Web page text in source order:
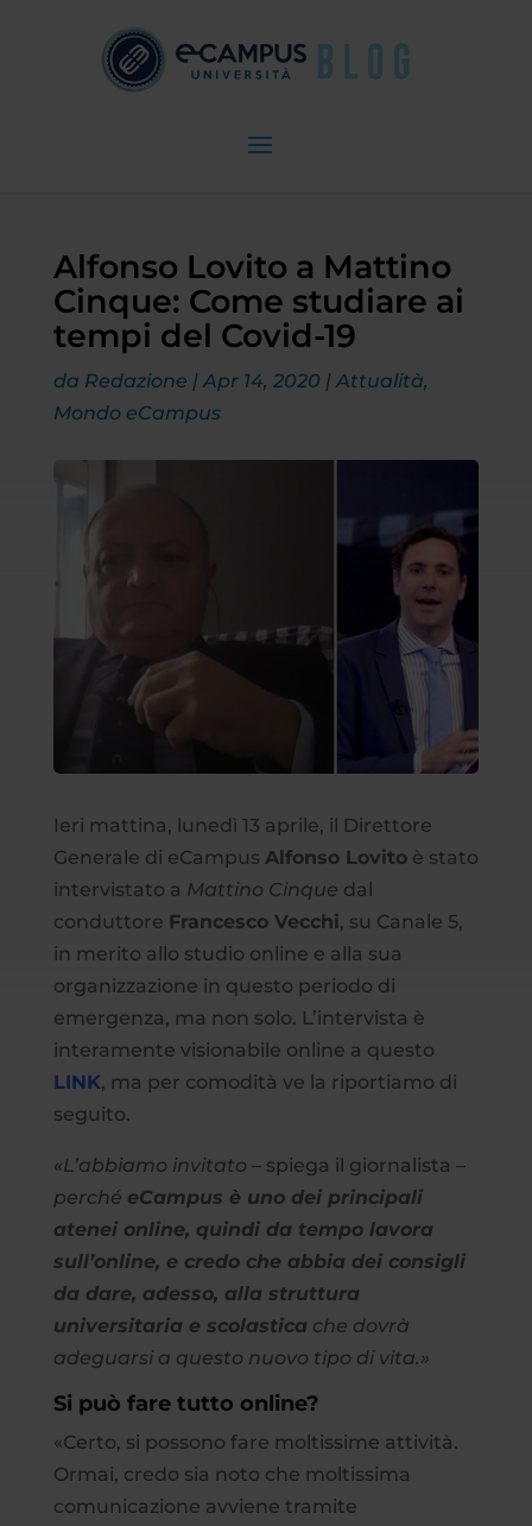
Alfonso Lovito a Mattino
Cinque: Come studiare ai
tempi del Covid-19
da Redazione |Apr 14, 2020 |Attualità,
Mondo eCampus
Ieri mattina, lunedì 13 aprile, il Direttore
Generale di eCampus Alfonso Lovitoè stato
intervistato a Mattino Cinque dal
conduttore Francesco Vecchi, su Canale 5,
in merito allo studio online e alla sua
organizzazione in questo periodo di
emergenza, ma non solo. L’intervista è
interamente visionabile online a questo
LINK, ma per comodità ve la riportiamo di
seguito.
«L’abbiamo invitato – spiega il giornalista –
perché eCampus è uno dei principali
atenei online, quindi da tempo lavora
sull’online, e credo che abbia dei consigli
da dare, adesso, alla struttura
universitaria e scolastica che dovrà
adeguarsi a questo nuovo tipo di vita.»
Si può fare tutto online?
«Certo, si possono fare moltissime attività.
Ormai, credo sia noto che moltissima
comunicazione avviene tramite